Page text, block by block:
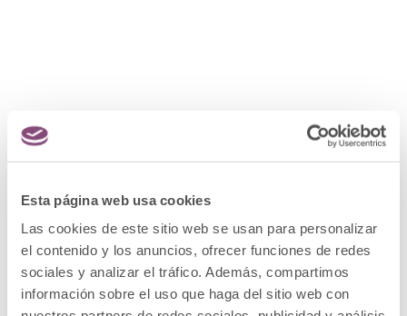
Esta página web usa cookies
Las cookies de este sitio web se usan para personalizar
el contenido y los anuncios, ofrecer funciones de redes
sociales y analizar el tráfico. Además, compartimos
información sobre el uso que haga del sitio web con
Los secretos del especialista para una hidratación
de labios perfecta y duradera
18 respuestas
Alba dice: 6 octubre, 2020 a las 2:16 pm